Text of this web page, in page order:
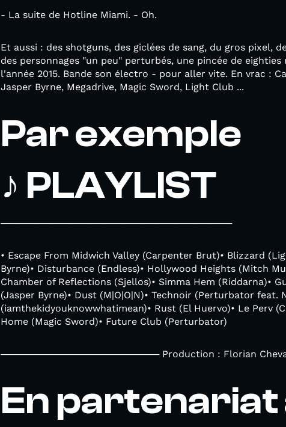
- La suite de Hotline Miami. - Oh.
Et aussi : des shotguns, des giclées de sang, du gros pixel,
des personnages "un peu" perturbés, une pincée de
l'année 2015. Bande son électro - pour aller vite. En vrac :
Jasper Byrne, Megadrive, Magic Sword, Light Club ...
Par exemple
♪ PLAYLIST
───────────────────────────────────
• Escape From Midwich Valley (Carpenter Brut)• Blizzard
Byrne)• Disturbance (Endless)• Hollywood Heights (Mitch
Chamber of Reflections (Sjellos)• Simma Hem (Riddarna)•
(Jasper Byrne)• Dust (M|O|O|N)• Technoir (Perturbator feat.
(iamthekidyouknowwhatimean)• Rust (El Huervo)• Le Perv
Home (Magic Sword)• Future Club (Perturbator)
──────────────────────── Production : Florian
En partenariat